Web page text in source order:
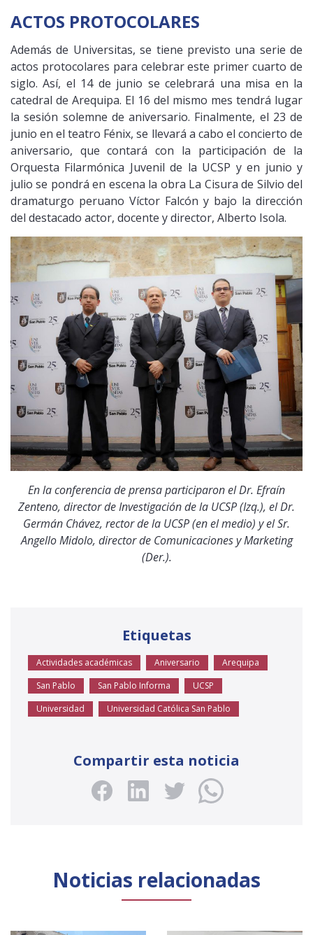
ACTOS PROTOCOLARES
Además de Universitas, se tiene previsto una serie de
actos protocolares para celebrar este primer cuarto de
siglo. Así, el 14 de junio se celebrará una misa en la
catedral de Arequipa. El 16 del mismo mes tendrá lugar
la sesión solemne de aniversario. Finalmente, el 23 de
junio en el teatro Fénix, se llevará a cabo el concierto de
aniversario, que contará con la participación de la
Orquesta Filarmónica Juvenil de la UCSP y en junio y
julio se pondrá en escena la obra La Cisura de Silvio del
dramaturgo peruano Víctor Falcón y bajo la dirección
del destacado actor, docente y director, Alberto Isola.
En la conferencia de prensa participaron el Dr. Efraín
Zenteno, director de Investigación de la UCSP (Izq.), el Dr.
Germán Chávez, rector de la UCSP (en el medio) y el Sr.
Angello Midolo, director de Comunicaciones y Marketing
(Der.).
Etiquetas
Actividades académicas Aniversario
Arequipa
San Pablo
San Pablo Informa
UCSP
Universidad
Universidad Católica San Pablo
Compartir esta noticia
Noticias relacionadas